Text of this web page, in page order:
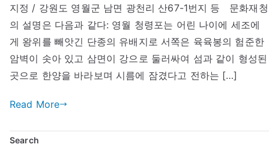
령
포
승
제
지정 / 강원도 영월군 남면 광천리 산67-1번지 등 문화재청
의 설명은 다음과 같다: 영월 청령포는 어린 나이에 세조에
게 왕위를 빼앗긴 단종의 유배지로 서쪽은 육육봉의 험준한
암벽이 솟아 있고 삼면이 강으로 둘러싸여 섬과 같이 형성된
곳으로 한양을 바라보며 시름에 잠겼다고 전하는 […]
Read More
Search